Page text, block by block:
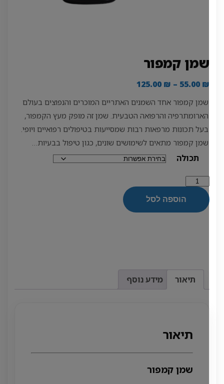
שמן קמפור
55.00
–
125.00 ₪
טווח
עד
שמן קמפור אחד השמנים האתריים המוכרים והנפוצים בעולם
הארומתרפיה והרפואה הטבעית. שמן זה מופק מעץ הקמפור,
בעל תכונות מרפאות רבות שמסייעות בטיפולים רפואיים ויופי.
שמן קמפור מתאים לשימושים שונים, כגון טיפול בבעיות…
תכולה
הוספה לסל
תיאור מידע נוסף
תיאור
שמן קמפור